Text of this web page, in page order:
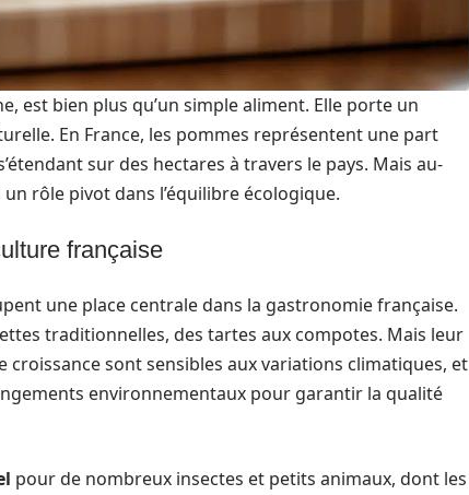
est bien plus qu’un simple aliment. Elle porte un
En France, les pommes représentent une part
sur des hectares à travers le pays. Mais au-
rôle pivot dans l’équilibre écologique.
française
une place centrale dans la gastronomie française.
traditionnelles, des tartes aux compotes. Mais leur
croissance sont sensibles aux variations climatiques, et
environnementaux pour garantir la qualité
pour de nombreux insectes et petits animaux, dont les